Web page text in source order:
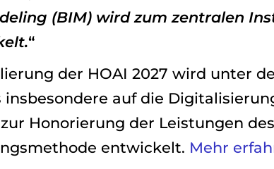
(BIM) wird zum zentralen
“
der HOAI 2027 wird unter
insbesondere auf die
Honorierung der Leistungen
entwickelt. Mehr